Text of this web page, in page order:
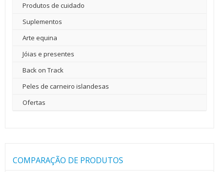
Produtos de cuidado
Suplementos
Arte equina
Jóias e presentes
Back on Track
Peles de carneiro islandesas
Ofertas
COMPARAÇÃO DE PRODUTOS